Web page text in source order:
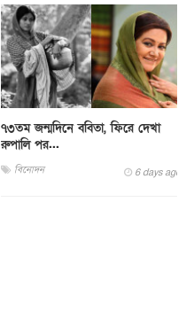
৭৩তম জন্মদিনে ববিতা, ফিরে দেখা
রুপালি পর...
বিনোদন 6 days ago